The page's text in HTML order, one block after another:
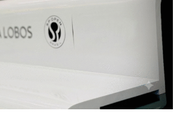
pontua Daniel Salguele,
Cooxupé.
as linhas de produtos da
nacional. Para concorrer aos
pelo site oficial ou via WhatsApp.